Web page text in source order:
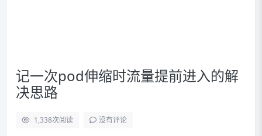
记一次pod伸缩时流量提前进入的解
决思路
1,338次阅读 没有评论